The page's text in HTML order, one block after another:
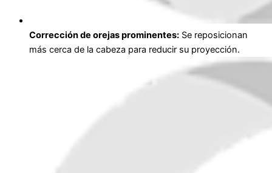
Corrección de orejas prominentes: Se reposicionan
más cerca de la cabeza para reducir su proyección.